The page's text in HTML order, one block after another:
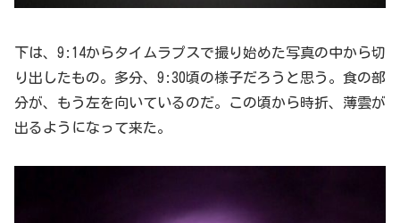
下は、9:14からタイムラプスで撮り始めた写真の中から切
り出したもの。多分、9:30頃の様子だろうと思う。食の部
分が、もう左を向いているのだ。この頃から時折、薄雲が
出るようになって来た。